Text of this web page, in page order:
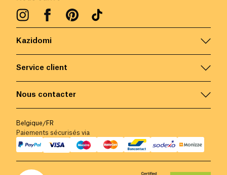
Kazidomi
Service client
Nous contacter
Belgique/ FR
Paiements sécurisés via